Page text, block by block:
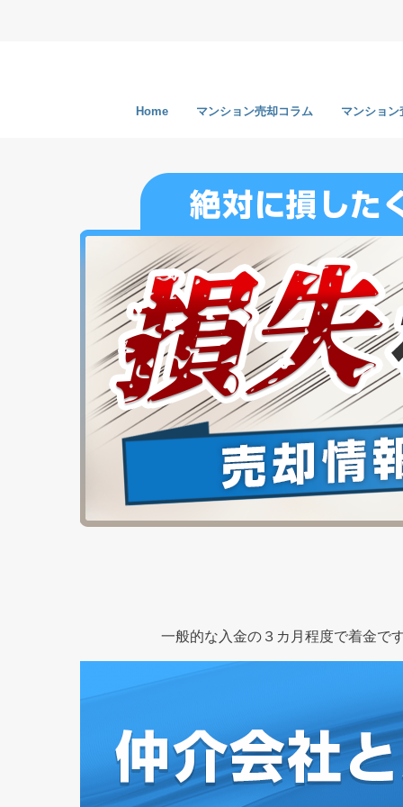
Home マンション売却コラム マンション
一般的な入金の３カ月程度で着金で